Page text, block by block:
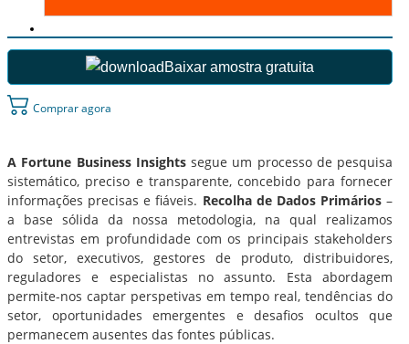
Baixar amostra gratuita
Comprar agora
A Fortune Business Insightssegue um processo de pesquisa
sistemático, preciso e transparente, concebido para fornecer
informações precisas e fiáveis. Recolha de Dados Primários–
a base sólida da nossa metodologia, na qual realizamos
entrevistas em profundidade com os principais stakeholders
do setor, executivos, gestores de produto, distribuidores,
reguladores e especialistas no assunto. Esta abordagem
permite-nos captar perspetivas em tempo real, tendências do
setor, oportunidades emergentes e desafios ocultos que
permanecem ausentes das fontes públicas.